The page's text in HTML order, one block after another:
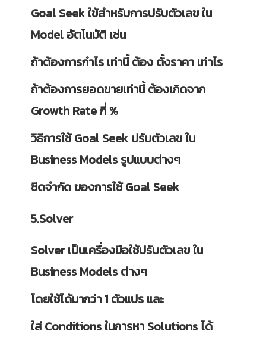
Goal Seek ใข้สำหรับการปรับตัวเลข ใน
Model อัตโนมัติ เช่น
ถ้าต้องการกำไร เท่านี้ ต้อง ตั้งราคา เท่าไร
ถ้าต้องการยอดขายเท่านี้ ต้องเกิดจาก
Growth Rate กี่ %
วิธีการใช้ Goal Seek ปรับตัวเลข ใน
Business Models รูปแบบต่างๆ
ชีดจำกัด ของการใช้ Goal Seek
5.Solver
Solver เป็นเครื่องมือใช้ปรับตัวเลข ใน
Business Models ต่างๆ
โดยใช้ได้มากว่า 1 ตัวแปร และ
ใส่ Conditions ในการหา Solutions ได้